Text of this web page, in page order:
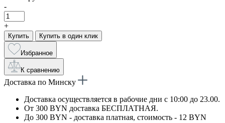
-
+
Купить Купить в один клик
Избранное
К сравнению
Доставка по Минску
Доставка осуществляется в рабочие дни с 10:00 до 23.00.
От 300 BYN доставка БЕСПЛАТНАЯ.
До 300 BYN - доставка платная, стоимость - 12 BYN